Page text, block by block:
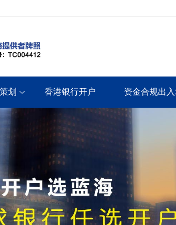
划 香港银行开户 资金合规出